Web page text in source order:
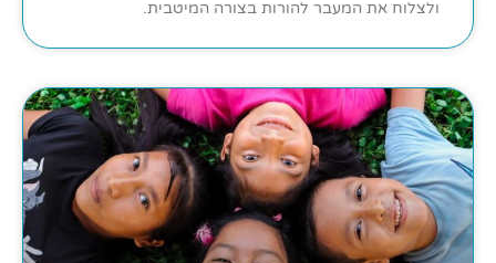
ולצלוח את המעבר להורות בצורה המיטבית.